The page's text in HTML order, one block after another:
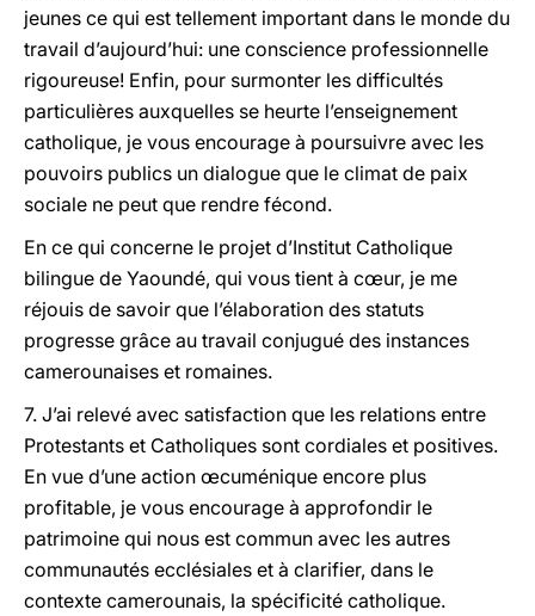
jeunes ce qui est tellement important dans le monde du
travail d’aujourd’hui: une conscience professionnelle
rigoureuse! Enfin, pour surmonter les difficultés
particulières auxquelles se heurte l’enseignement
catholique, je vous encourage à poursuivre avec les
pouvoirs publics un dialogue que le climat de paix
sociale ne peut que rendre fécond.
En ce qui concerne le projet d’Institut Catholique
bilingue de Yaoundé, qui vous tient à cœur, je me
réjouis de savoir que l’élaboration des statuts
progresse grâce au travail conjugué des instances
camerounaises et romaines.
7. J’ai relevé avec satisfaction que les relations entre
Protestants et Catholiques sont cordiales et positives.
En vue d’une action œcuménique encore plus
profitable, je vous encourage à approfondir le
patrimoine qui nous est commun avec les autres
communautés ecclésiales et à clarifier, dans le
contexte camerounais, la spécificité catholique.